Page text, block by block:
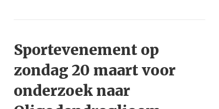
Sportevenement op
zondag 20 maart voor
onderzoek naar